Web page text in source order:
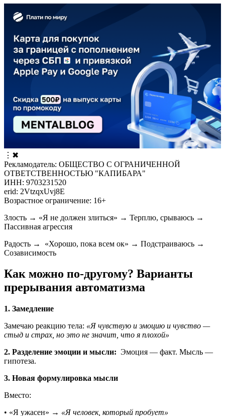
⋮ ✖
Рекламодатель: ОБЩЕСТВО С ОГРАНИЧЕННОЙ
ОТВЕТСТВЕННОСТЬЮ "КАПИБАРА"
ИНН: 9703231520
erid: 2VtzqxUvj8E
Возрастное ограничение: 16+
Злость → «Я не должен злиться» → Терплю, срываюсь →
Пассивная агрессия
Радость → «Хорошо, пока всем ок» → Подстраиваюсь →
Созависимость
Как можно по-другому? Варианты
прерывания автоматизма
1. Замедление
Замечаю реакцию тела: «Я чувствую и эмоцию и чувство —
стыд и страх, но это не значит, что я плохой»
2. Разделение эмоции и мысли: Эмоция — факт. Мысль —
гипотеза.
3. Новая формулировка мысли
Вместо:
• «Я ужасен» → «Я человек, который пробует»